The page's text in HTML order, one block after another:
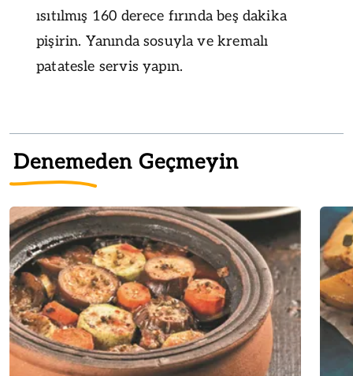
ısıtılmış 160 derece fırında beş dakika
pişirin. Yanında sosuyla ve kremalı
patatesle servis yapın.
Denemeden Geçmeyin